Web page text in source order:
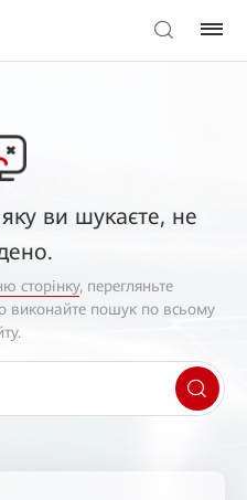
ви шукаєте, не
сторінку, перегляньте
виконайте пошук по всьому